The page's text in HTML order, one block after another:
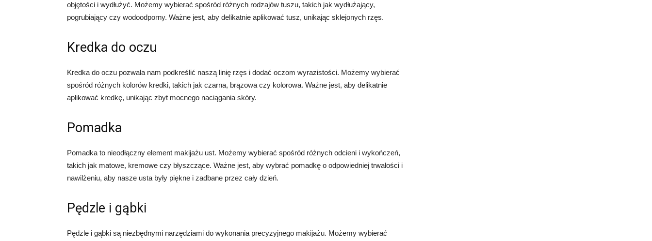
objętości i wydłużyć. Możemy wybierać spośród różnych rodzajów tuszu, takich jak wydłużający,
pogrubiający czy wodoodporny. Ważne jest, aby delikatnie aplikować tusz, unikając sklejonych rzęs.
Kredka do oczu
Kredka do oczu pozwala nam podkreślić naszą linię rzęs i dodać oczom wyrazistości. Możemy wybierać
spośród różnych kolorów kredki, takich jak czarna, brązowa czy kolorowa. Ważne jest, aby delikatnie
aplikować kredkę, unikając zbyt mocnego naciągania skóry.
Pomadka
Pomadka to nieodłączny element makijażu ust. Możemy wybierać spośród różnych odcieni i wykończeń,
takich jak matowe, kremowe czy błyszczące. Ważne jest, aby wybrać pomadkę o odpowiedniej trwałości i
nawilżeniu, aby nasze usta były piękne i zadbane przez cały dzień.
Pędzle i gąbki
Pędzle i gąbki są niezbędnymi narzędziami do wykonania precyzyjnego makijażu. Możemy wybierać